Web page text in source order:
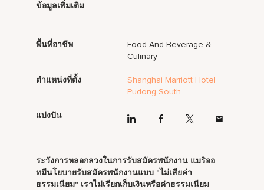
ข้อมูลเพิ่มเติม
พื้นที่อาชีพ
Food And Beverage &
Culinary
ตำแหน่งที่ตั้ง
Shanghai Marriott Hotel
Pudong South
แบ่งปัน
ระวังการหลอกลวงในการรับสมัครพนักงาน แมริออ
ทมีนโยบายรับสมัครพนักงานแบบ "ไม่เสียค่า
ธรรมเนียม" เราไม่เรียกเก็บเงินหรือค่าธรรมเนียม